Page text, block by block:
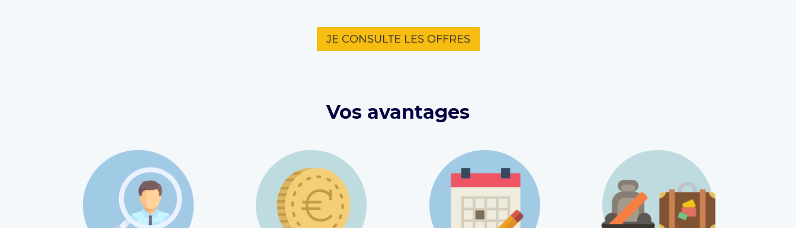
JE CONSULTE LES OFFRES
Vos avantages